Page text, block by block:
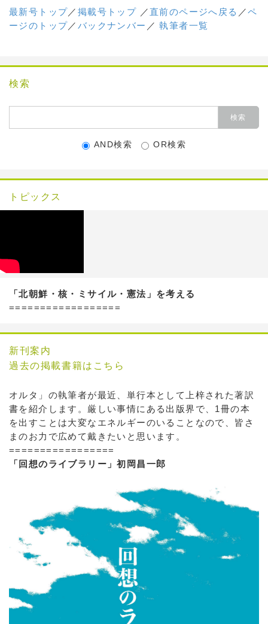
最新号トップ／ 掲載号トップ ／直前のページへ戻る ／ペ
ージのトップ／ バックナンバー ／執筆者一覧
検索
AND検索 OR検索
トピックス
「北朝鮮・核・ミサイル・憲法」を考える
==================
新刊案内
過去の掲載書籍はこちら
オルタ」の執筆者が最近、単行本として上梓された著訳
書を紹介します。厳しい事情にある出版界で、1冊の本
を出すことは大変なエネルギーのいることなので、皆さ
まのお力で広めて戴きたいと思います。
=================
「回想のライブラリー」初岡昌一郎